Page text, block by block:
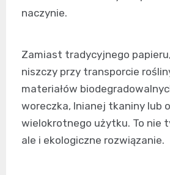
naczynie.
Zamiast tradycyjnego
niszczy przy transporcie
materiałów
woreczka, lnianej tkaniny lub
wielokrotnego użytku. To nie
ale i ekologiczne rozwiązanie.